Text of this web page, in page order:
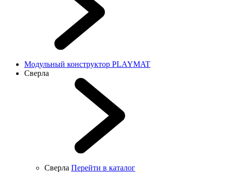
Модульный конструктор PLAYMAT
Сверла
Сверла Перейти в каталог